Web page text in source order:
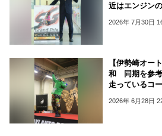
近はエンジン
2026年 7月30日
【伊勢崎オー
和 同期を参考
走っているコ
2026年 6月28日